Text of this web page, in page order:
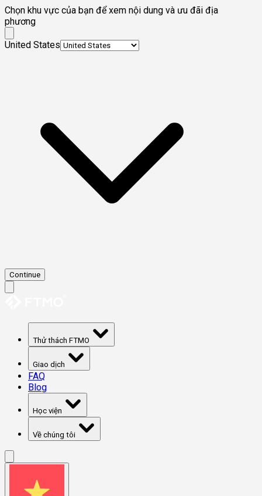
Chọn khu vực của bạn để xem nội dung và ưu đãi địa
phương
United States
Continue
Thử thách FTMO
Giao dịch
FAQ
Blog
Học viện
Về chúng tôi